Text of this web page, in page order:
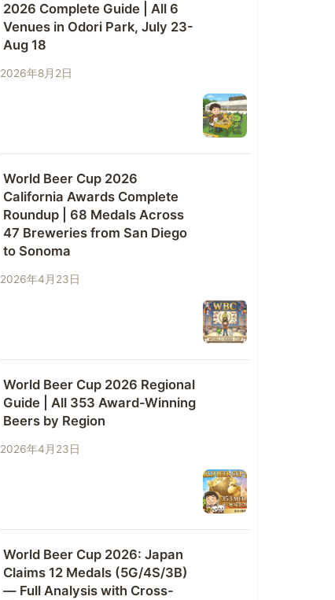
2026 Complete Guide | All 6
Venues in Odori Park, July 23-
Aug 18
2026年8月2日
World Beer Cup 2026
California Awards Complete
Roundup | 68 Medals Across
47 Breweries from San Diego
to Sonoma
2026年4月23日
World Beer Cup 2026 Regional
Guide | All 353 Award-Winning
Beers by Region
2026年4月23日
World Beer Cup 2026: Japan
Claims 12 Medals (5G/4S/3B)
— Full Analysis with Cross-